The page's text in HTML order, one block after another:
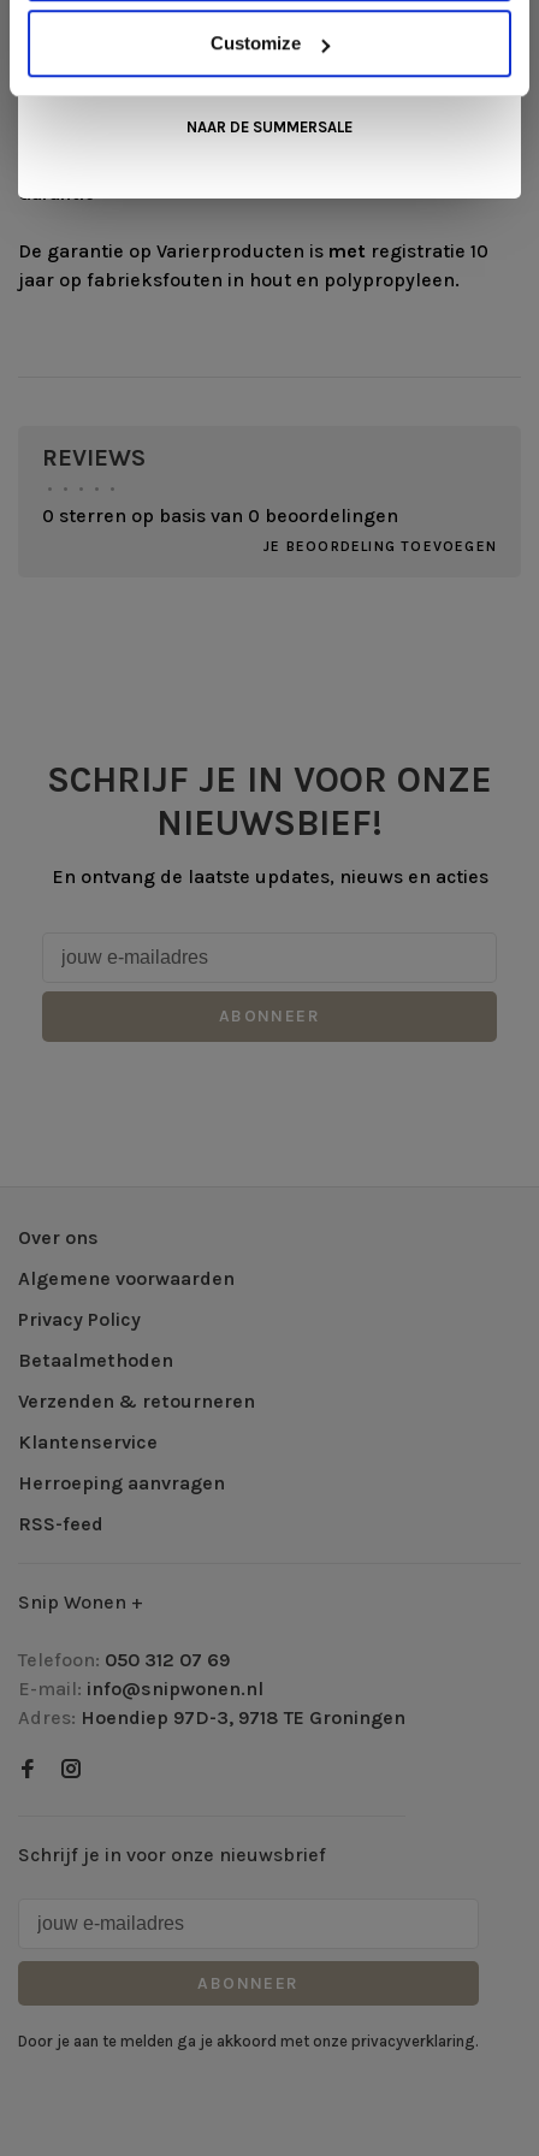
Customize
Optionele accessoiresbeschikbaar voor de Variable
- Viltstroken (voor op harde vloeren)
- Verhogingsblokken, vermindert de afstand
tussen kniekussen en zitting met 2,5 cm, ideaal
Garantie
De garantie op Varierproducten is met registratie 10
jaar op fabrieksfouten in hout en polypropyleen.
REVIEWS
• • • • •
0 sterren op basis van 0 beoordelingen
JE BEOORDELING TOEVOEGEN
SCHRIJF JE IN VOOR ONZE
NIEUWSBIEF!
En ontvang de laatste updates, nieuws en acties
ABONNEER
Over ons
Algemene voorwaarden
Privacy Policy
Betaalmethoden
Verzenden & retourneren
Klantenservice
Herroeping aanvragen
RSS-feed
Snip Wonen +
Telefoon: 050 312 07 69
E-mail: info@snipwonen.nl
Adres: Hoendiep 97D-3, 9718 TE Groningen
Schrijf je in voor onze nieuwsbrief
ABONNEER
Door je aan te melden ga je akkoord met onze privacyverklaring.
Kom langs in onze showroom, doe inspiratie op en ontdek de
mooiste aanbiedingen tijdens de
Summer Sale van Snip
. De koffie of thee staat voor je klaar!
NAAR DE SUMMERSALE